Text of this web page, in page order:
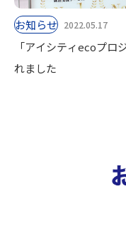
お知らせ 2022.05.17
「アイシティecoプロ
れました